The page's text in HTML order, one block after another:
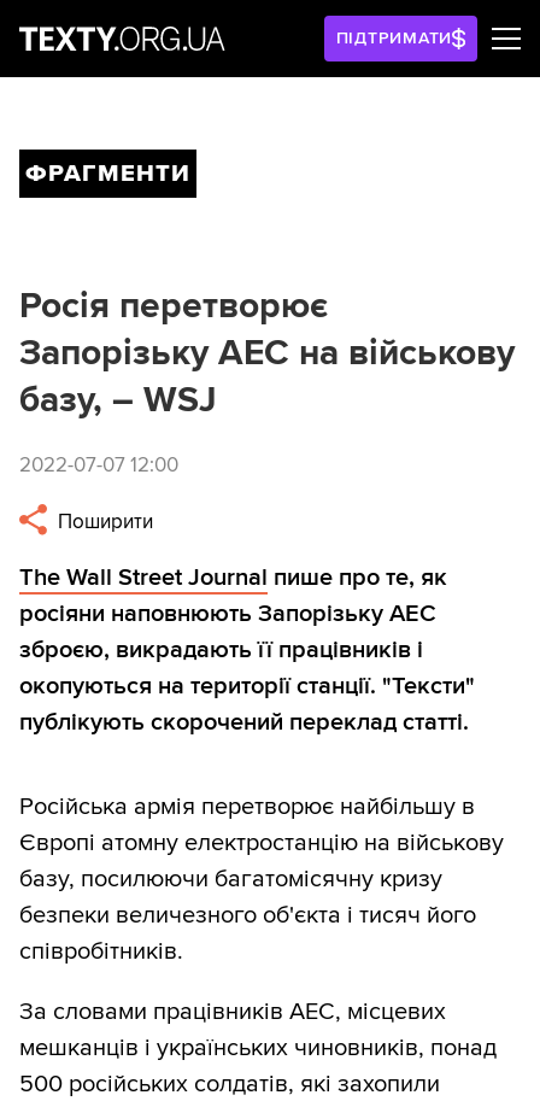
ПІДТРИМАТИ
ФРАГМЕНТИ
Росія перетворює
Запорізьку АЕС на військову
базу, – WSJ
2022-07-07 12:00
Поширити
The Wall Street Journal пише про те, як
росіяни наповнюють Запорізьку АЕС
зброєю, викрадають її працівників і
окопуються на території станції. "Тексти"
публікують скорочений переклад статті.
Російська армія перетворює найбільшу в
Європі атомну електростанцію на військову
базу, посилюючи багатомісячну кризу
безпеки величезного об'єкта і тисяч його
співробітників.
За словами працівників АЕС, місцевих
мешканців і українських чиновників, понад
500 російських солдатів, які захопили